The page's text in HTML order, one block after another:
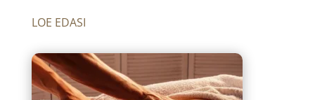
LOE EDASI